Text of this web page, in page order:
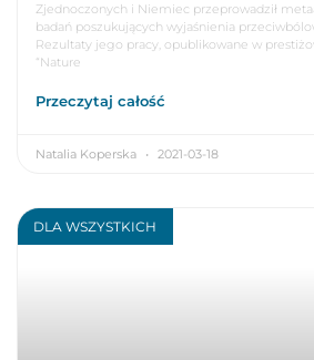
Zjednoczonych i Niemiec przeprowadził
badań poszukujących wyjaśnienia
Rezultaty jego pracy, opublikowane w
“Nature
Przeczytaj całość
Natalia Koperska 2021-03-18
DLA WSZYSTKICH